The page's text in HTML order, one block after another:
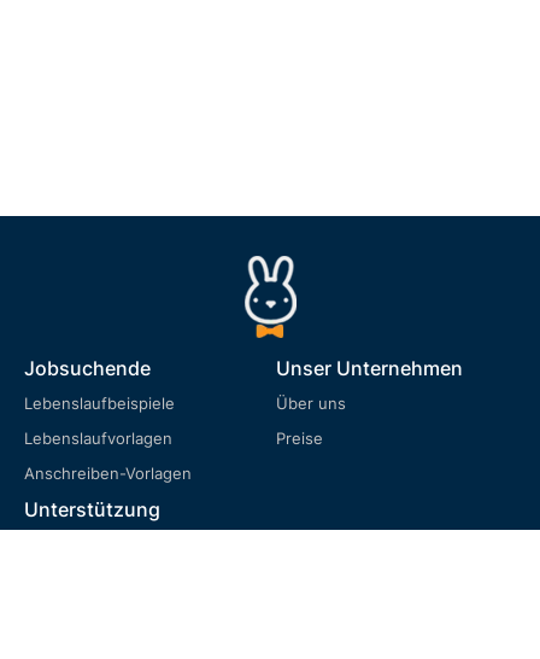
Jobsuchende
Lebenslaufbeispiele
Lebenslaufvorlagen
Anschreiben-Vorlagen
Unser Unternehmen
Über uns
Preise
Unterstützung